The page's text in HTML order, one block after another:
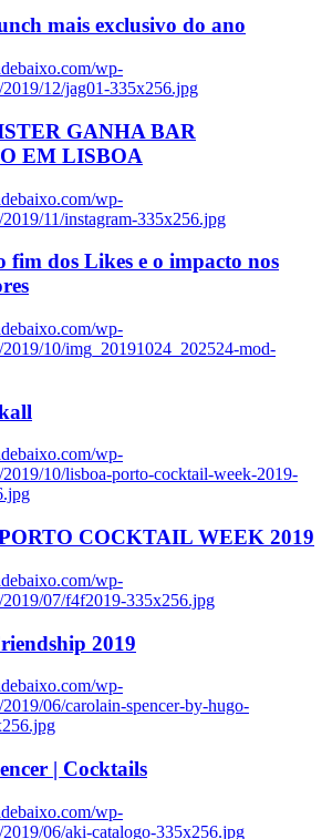
mais exclusivo do ano
wp-
2019/12/jag01-335x256.jpg
GANHA BAR
EM LISBOA
wp-
11/instagram-335x256.jpg
fim dos Likes e o impacto nos
wp-
2019/10/img_20191024_202524-mod-
wp-
2019/10/lisboa-porto-cocktail-week-2019-
COCKTAIL WEEK 2019
wp-
2019/07/f4f2019-335x256.jpg
2019
wp-
06/carolain-spencer-by-hugo-
| Cocktails
wp-
2019/06/aki-catalogo-335x256.jpg